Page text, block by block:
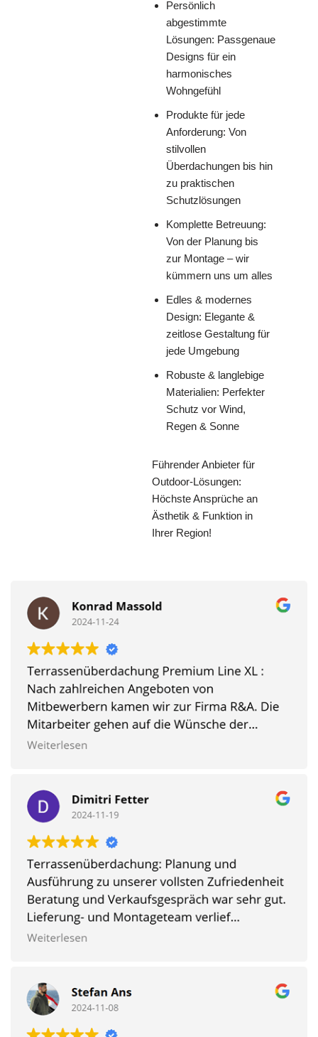
Persönlich
abgestimmte
Lösungen: Passgenaue
Designs für ein
harmonisches
Wohngefühl
Produkte für jede
Anforderung: Von
stilvollen
Überdachungen bis hin
zu praktischen
Schutzlösungen
Komplette Betreuung:
Von der Planung bis
zur Montage – wir
kümmern uns um alles
Edles & modernes
Design: Elegante &
zeitlose Gestaltung für
jede Umgebung
Robuste & langlebige
Materialien: Perfekter
Schutz vor Wind,
Regen & Sonne
Führender Anbieter für
Outdoor-Lösungen:
Höchste Ansprüche an
Ästhetik & Funktion in
Ihrer Region!